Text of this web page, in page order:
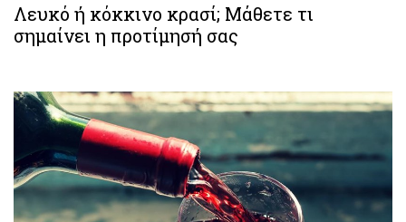
Λευκό ή κόκκινο κρασί; Μάθετε τι
σημαίνει η προτίμησή σας